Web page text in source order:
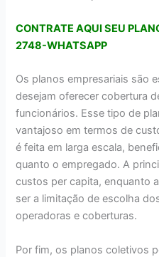
CONTRATE AQUI SEU
2748-WHATSAPP
Os planos empresariais são
desejam oferecer cobertura
funcionários. Esse tipo de
vantajoso em termos de
é feita em larga escala,
quanto o empregado. A
custos per capita, enquanto
ser a limitação de escolha
operadoras e coberturas.
Por fim, os planos coletivos